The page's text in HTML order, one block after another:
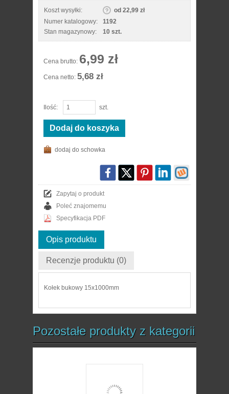
Koszt wysyłki:
od 22,99 zł
Numer katalogowy:
1192
Stan magazynowy:
10 szt.
Cena brutto: 6,99 zł
Cena netto: 5,68 zł
Ilość: szt.
Dodaj do koszyka
dodaj do schowka
Zapytaj o produkt
Poleć znajomemu
Specyfikacja PDF
Opis produktu
Recenzje produktu (0)
Kołek bukowy 15x1000mm
Pozostałe produkty z kategorii